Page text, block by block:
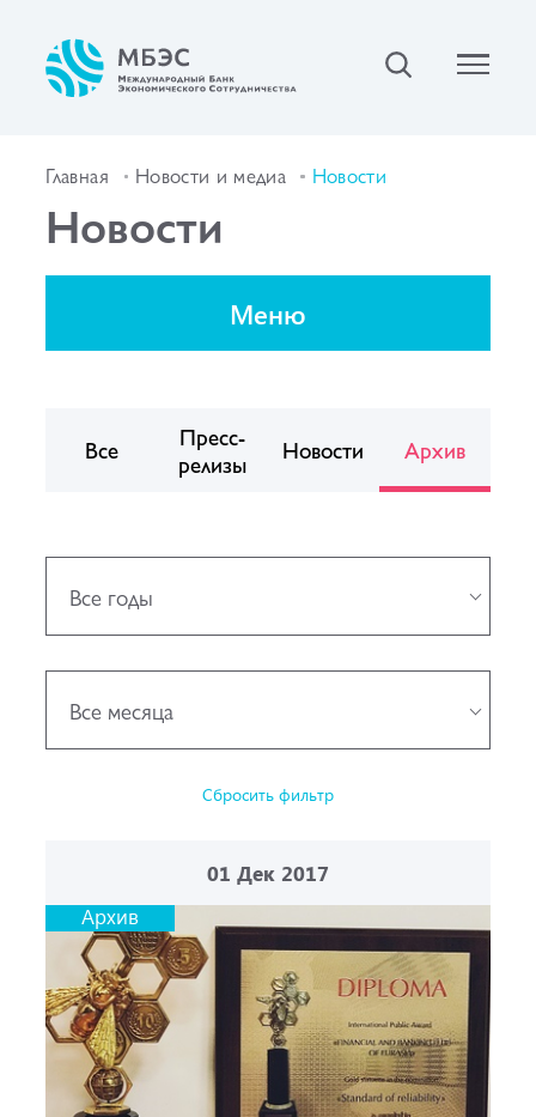
Главная Новости и медиа Новости
Новости
Все
Пресс-
релизы
Новости Архив
Все годы
Все месяца
Сбросить фильтр
01 Дек 2017
Архив
Меню